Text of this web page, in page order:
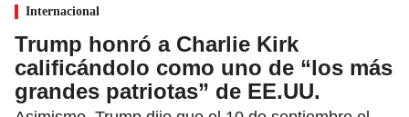
Internacional
Trump honró a Charlie Kirk
calificándolo como uno de “los más
grandes patriotas” de EE.UU.